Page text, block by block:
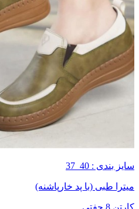
سایز بندی : 40_37
میترا طبی (با پد خارپاشنه)
کارتن 8 جفتی